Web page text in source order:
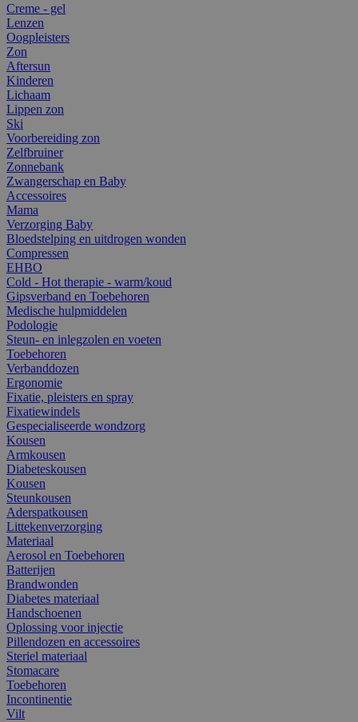
Creme - gel
Lenzen
Oogpleisters
Zon
Aftersun
Kinderen
Lichaam
Lippen zon
Ski
Voorbereiding zon
Zelfbruiner
Zonnebank
Zwangerschap en Baby
Accessoires
Mama
Verzorging Baby
Bloedstelping en uitdrogen wonden
Compressen
EHBO
Cold - Hot therapie - warm/koud
Gipsverband en Toebehoren
Medische hulpmiddelen
Podologie
Steun- en inlegzolen en voeten
Toebehoren
Verbanddozen
Ergonomie
Fixatie, pleisters en spray
Fixatiewindels
Gespecialiseerde wondzorg
Kousen
Armkousen
Diabeteskousen
Kousen
Steunkousen
Aderspatkousen
Littekenverzorging
Materiaal
Aerosol en Toebehoren
Batterijen
Brandwonden
Diabetes materiaal
Handschoenen
Oplossing voor injectie
Pillendozen en accessoires
Steriel materiaal
Stomacare
Toebehoren
Incontinentie
Vilt